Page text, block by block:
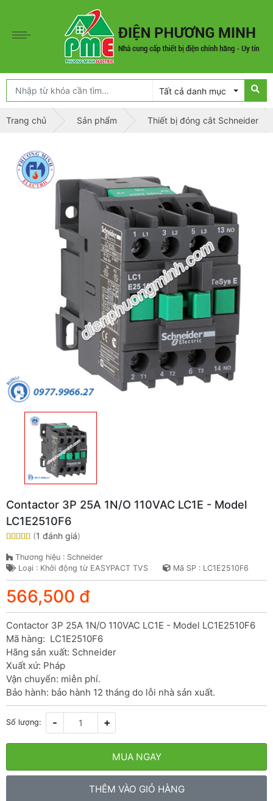
Tất cả danh mục
Trang chủ Sản phẩm Thiết bị đóng cắt Schneider
Contactor 3P 25A 1N/O 110VAC LC1E - Model
LC1E2510F6
(1 đánh giá)
Thương hiệu : Schneider
Loại : Khởi động từ EASYPACT TVS
Mã SP : LC1E2510F6
566,500 đ
Contactor 3P 25A 1N/O 110VAC LC1E - Model LC1E2510F6
Mã hàng:  LC1E2510F6
Hãng sản xuất: Schneider
Xuất xứ: Pháp
Vận chuyển: miễn phí.
Bảo hành: bảo hành 12 tháng do lỗi nhà sản xuất.
Số lượng: - +
MUA NGAY
THÊM VÀO GIỎ HÀNG